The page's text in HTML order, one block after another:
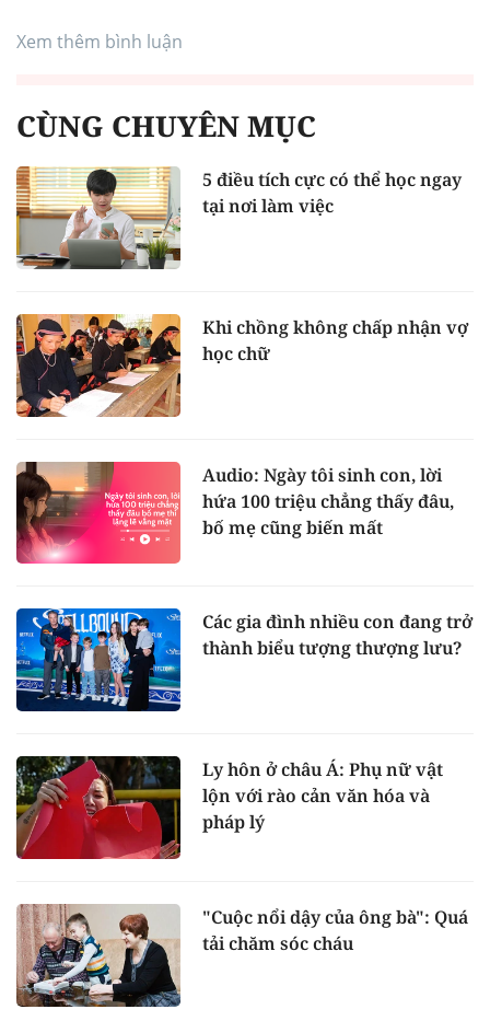
Xem thêm bình luận
CÙNG CHUYÊN MỤC
5 điều tích cực có thể học ngay
tại nơi làm việc
Khi chồng không chấp nhận vợ
học chữ
Audio: Ngày tôi sinh con, lời
hứa 100 triệu chẳng thấy đâu,
bố mẹ cũng biến mất
Các gia đình nhiều con đang trở
thành biểu tượng thượng lưu?
Ly hôn ở châu Á: Phụ nữ vật
lộn với rào cản văn hóa và
pháp lý
"Cuộc nổi dậy của ông bà": Quá
tải chăm sóc cháu